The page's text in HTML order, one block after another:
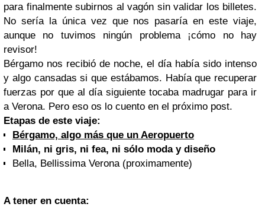
para finalmente subirnos al vagón sin validar los billetes.
No sería la única vez que nos pasaría en este viaje,
aunque no tuvimos ningún problema ¡cómo no hay
revisor!
Bérgamo nos recibió de noche, el día había sido intenso
y algo cansadas si que estábamos. Había que recuperar
fuerzas por que al día siguiente tocaba madrugar para ir
a Verona. Pero eso os lo cuento en el próximo post.
Etapas de este viaje:
Bérgamo, algo más que un Aeropuerto
Milán, ni gris, ni fea, ni sólo moda y diseño
Bella, Bellissima Verona (proximamente)
A tener en cuenta: